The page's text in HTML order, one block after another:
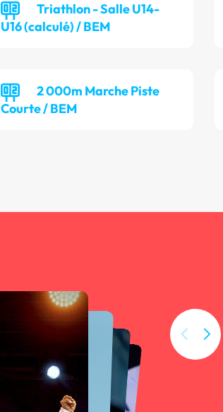
Triathlon - Salle U14-
U16 (calculé) / BEM
2 000m Marche Piste
Courte / BEM